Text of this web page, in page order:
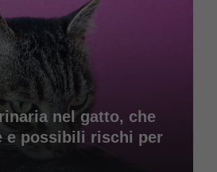
nel gatto, che
e possibili rischi per